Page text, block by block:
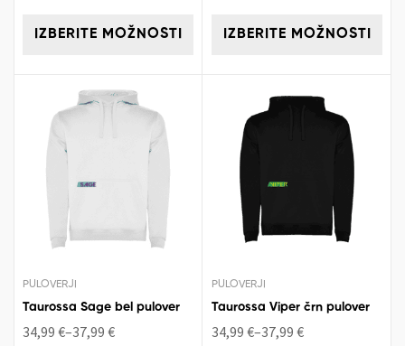
IZBERITE MOŽNOSTI IZBERITE MOŽNOSTI
PULOVERJI
Taurossa Sage bel pulover
34,99 €–37,99 €
PULOVERJI
Taurossa Viper črn pulover
34,99 €–37,99 €